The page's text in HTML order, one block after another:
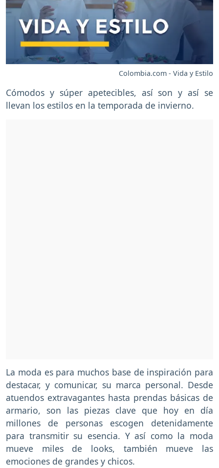
Colombia.com - Vida y Estilo
Cómodos y súper apetecibles, así son y así se
llevan los estilos en la temporada de invierno.
La moda es para muchos base de inspiración para
destacar, y comunicar, su marca personal. Desde
atuendos extravagantes hasta prendas básicas de
armario, son las piezas clave que hoy en día
millones de personas escogen detenidamente
para transmitir su esencia. Y así como la moda
mueve miles de looks, también mueve las
emociones de grandes y chicos.